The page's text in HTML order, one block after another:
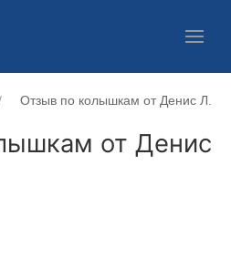
Отзыв по колышкам от Денис Л.
от Денис